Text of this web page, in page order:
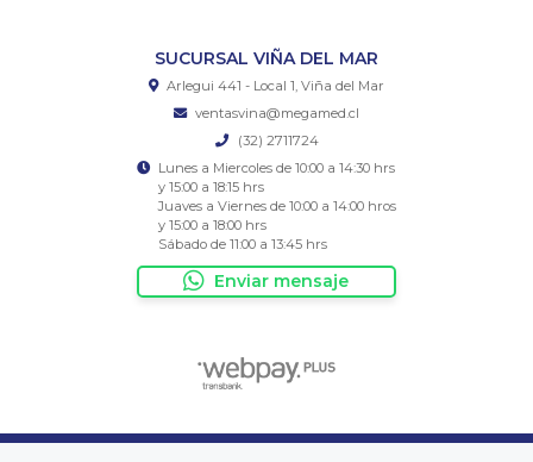
SUCURSAL VIÑA DEL MAR
Arlegui 441 - Local 1, Viña del Mar
ventasvina@megamed.cl
(32) 2711724
Lunes a Miercoles de 10:00 a 14:30 hrs
y 15:00 a 18:15 hrs
Juaves a Viernes de 10:00 a 14:00 hros
y 15:00 a 18:00 hrs
Sábado de 11:00 a 13:45 hrs
Enviar mensaje